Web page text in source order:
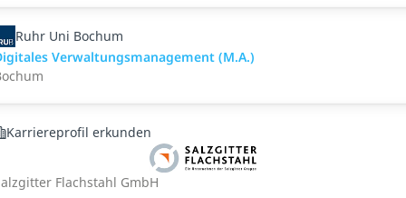
Ruhr Uni Bochum
Verwaltungsmanagement (M.A.)
Karriereprofil erkunden
Flachstahl GmbH